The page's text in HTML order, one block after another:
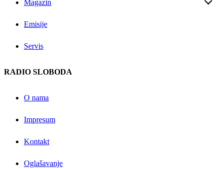
Magazin
Emisije
Servis
RADIO SLOBODA
O nama
Impresum
Kontakt
Oglašavanje